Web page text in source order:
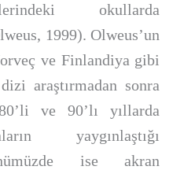
okullarda
1999). Olweus’un
ve Finlandiya gibi
araştırmadan sonra
ve 90’lı yıllarda
yaygınlaştığı
ise akran